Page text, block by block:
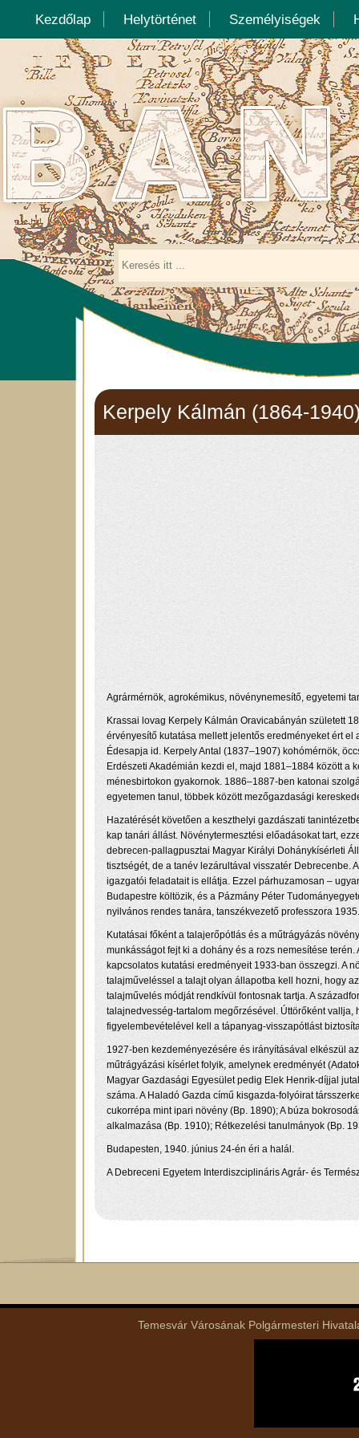
Kezdőlap Helytörténet Személyiségek
Kerpely Kálmán (1864-
Agrármérnök, agrokémikus, növénynemesítő, egyetemi
Krassai lovag Kerpely Kálmán Oravicabányán született
érvényesítő kutatása mellett jelentős eredményeket ért
Édesapja id. Kerpely Antal (1837–1907) kohómérnök,
Erdészeti Akadémián kezdi el, majd 1881–1884 között
ménesbirtokon gyakornok. 1886–1887-ben katonai
egyetemen tanul, többek között mezőgazdasági
Hazatérését követően a keszthelyi gazdászati
kap tanári állást. Növénytermesztési előadásokat tart,
debrecen-pallagpusztai Magyar Királyi Dohánykísérleti
tisztségét, de a tanév lezárultával visszatér Debrecenbe.
igazgatói feladatait is ellátja. Ezzel párhuzamosan –
Budapestre költözik, és a Pázmány Péter
nyilvános rendes tanára, tanszékvezető professzora
Kutatásai főként a talajerőpótlás és a műtrágyázás
munkásságot fejt ki a dohány és a rozs nemesítése
kapcsolatos kutatási eredményeit 1933-ban összegzi. A
talajműveléssel a talajt olyan állapotba kell hozni, hogy
talajművelés módját rendkívül fontosnak tartja. A
talajnedvesség-tartalom megőrzésével. Úttörőként
figyelembevételével kell a tápanyag-visszapótlást
1927-ben kezdeményezésére és irányításával elkészül
műtrágyázási kísérlet folyik, amelynek eredményét
Magyar Gazdasági Egyesület pedig Elek Henrik-díjjal
száma. A Haladó Gazda című kisgazda-folyóirat
cukorrépa mint ipari növény (Bp. 1890); A búza
alkalmazása (Bp. 1910); Rétkezelési tanulmányok (Bp.
Budapesten, 1940. június 24-én éri a halál.
A Debreceni Egyetem Interdiszciplináris Agrár- és
Temesvár Városának Polgármesteri